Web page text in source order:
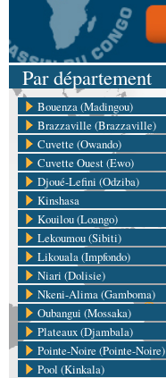
Par département
Bouenza (Madingou)
Brazzaville (Brazzaville)
Cuvette (Owando)
Cuvette Ouest (Ewo)
Djoué-Lefini (Odziba)
Kinshasa
Kouilou (Loango)
Lekoumou (Sibiti)
Likouala (Impfondo)
Niari (Dolisie)
Nkeni-Alima (Gamboma)
Oubangui (Mossaka)
Plateaux (Djambala)
Pointe-Noire (Pointe-Noire)
Pool (Kinkala)